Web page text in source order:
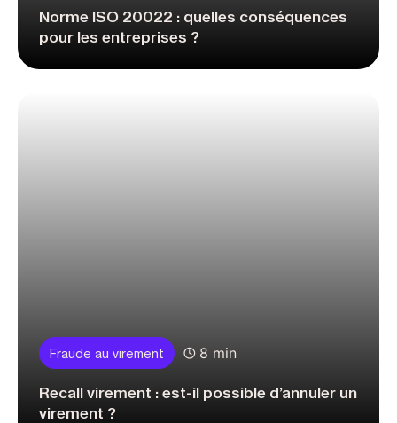
Norme ISO 20022 : quelles conséquences
pour les entreprises ?
Fraude au virement 8 min
Recall virement : est-il possible d’annuler un
virement ?